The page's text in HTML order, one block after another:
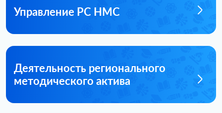
Управление РС НМС
Деятельность регионального
методического актива